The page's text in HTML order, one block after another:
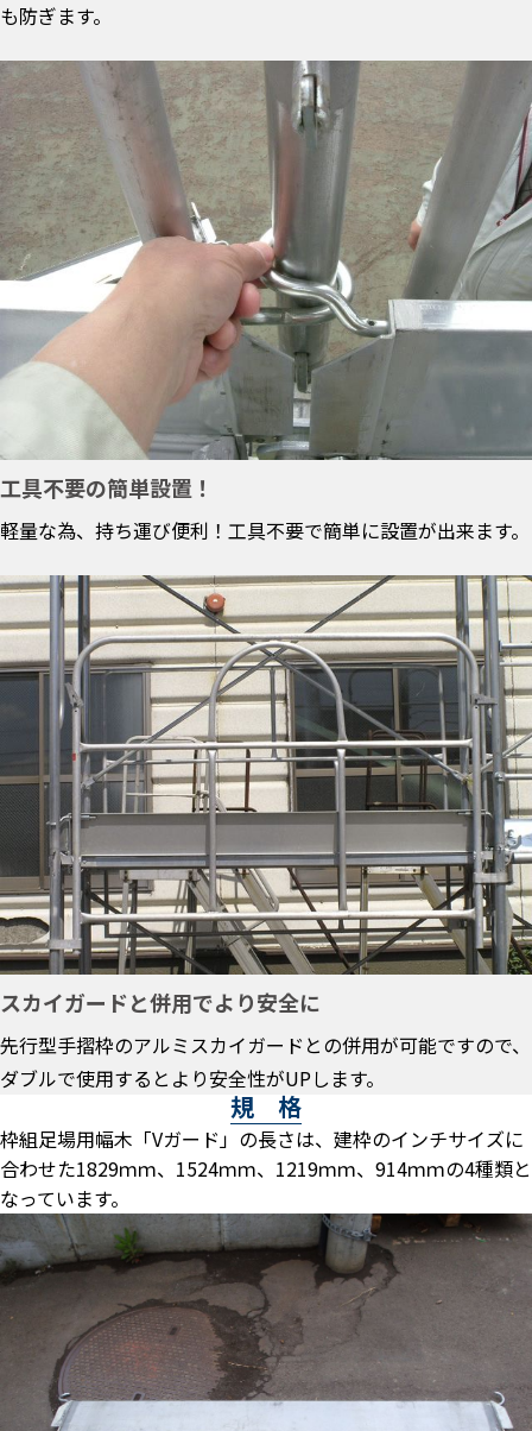
も防ぎます。
工具不要の簡単設置！
軽量な為、持ち運び便利！工具不要で簡単に設置が出来ます。
スカイガードと併用でより安全に
先行型手摺枠のアルミスカイガードとの併用が可能ですので、
ダブルで使用するとより安全性がUPします。
規 格
枠組足場用幅木「Vガード」の長さは、建枠のインチサイズに
合わせた1829ｍｍ、1524ｍｍ、1219ｍｍ、914ｍｍの4種類と
なっています。